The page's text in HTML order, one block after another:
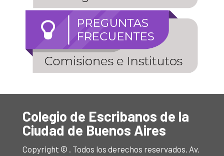
Colegio de Escribanos de la
Ciudad de Buenos Aires
Copyright © . Todos los derechos reservados. Av.